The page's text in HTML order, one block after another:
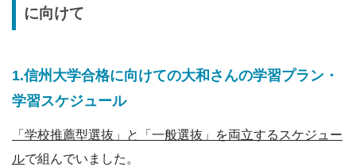
に向けて
1.信州大学合格に向けての大和さんの学習プラン・
学習スケジュール
「学校推薦型選抜」と「一般選抜」を両立するスケジュー
ルで組んでいました。